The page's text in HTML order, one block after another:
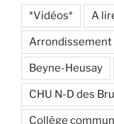
*Vidéos* A
Arrondissement
Beyne-Heusay
CHU N-D des
Collège